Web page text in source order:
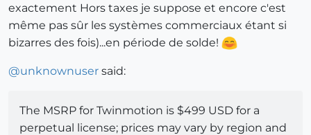
exactement Hors taxes je suppose et encore c'est
même pas sûr les systèmes commerciaux étant si
bizarres des fois)...en période de solde!
@unknownuser said:
The MSRP for Twinmotion is $499 USD for a
perpetual license; prices may vary by region and